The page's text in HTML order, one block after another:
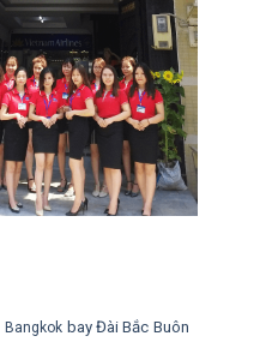
Bangkok bay Đài Bắc Buôn